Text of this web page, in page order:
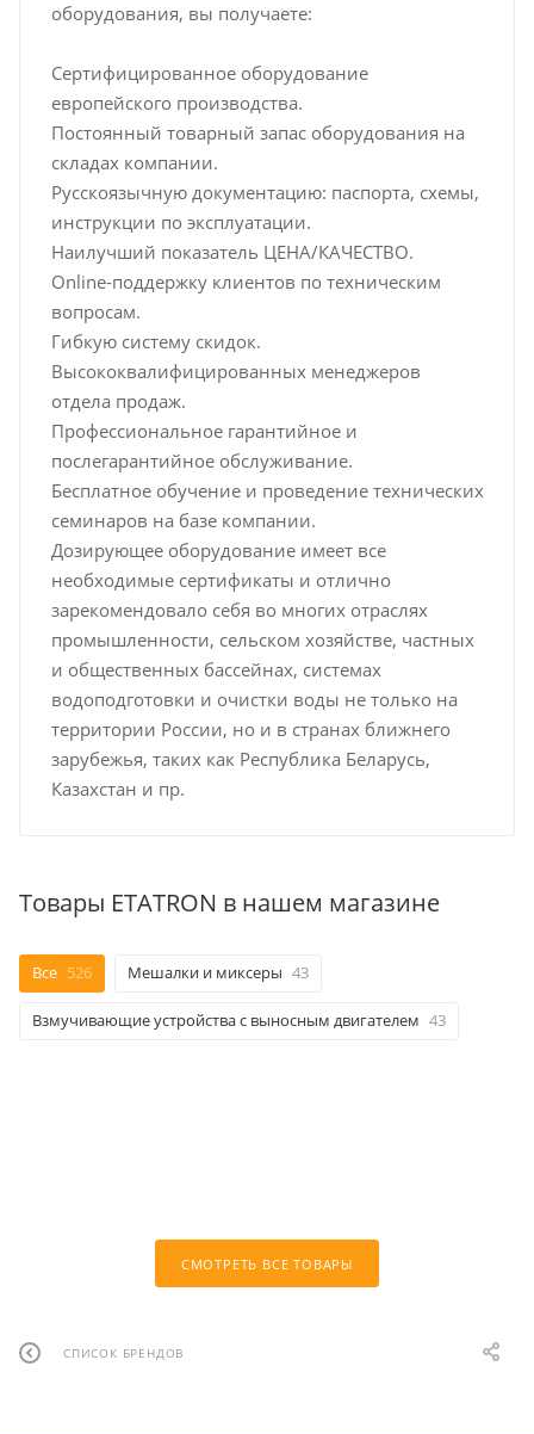
оборудования, вы получаете:
Сертифицированное оборудование
европейского производства.
Постоянный товарный запас оборудования на
складах компании.
Русскоязычную документацию: паспорта, схемы,
инструкции по эксплуатации.
Наилучший показатель ЦЕНА/КАЧЕСТВО.
Online-поддержку клиентов по техническим
вопросам.
Гибкую систему скидок.
Высококвалифицированных менеджеров
отдела продаж.
Профессиональное гарантийное и
послегарантийное обслуживание.
Бесплатное обучение и проведение технических
семинаров на базе компании.
Дозирующее оборудование имеет все
необходимые сертификаты и отлично
зарекомендовало себя во многих отраслях
промышленности, сельском хозяйстве, частных
и общественных бассейнах, системах
водоподготовки и очистки воды не только на
территории России, но и в странах ближнего
зарубежья, таких как Республика Беларусь,
Казахстан и пр.
Товары ETATRON в нашем магазине
Все 526 Мешалки и миксеры 43
Взмучивающие устройства с выносным двигателем 43
СМОТРЕТЬ ВСЕ ТОВАРЫ
СПИСОК БРЕНДОВ